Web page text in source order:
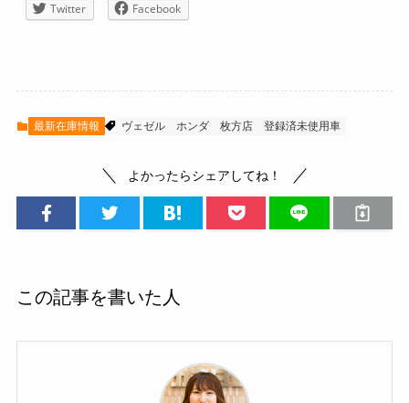
Twitter Facebook
最新在庫情報 ヴェゼル ホンダ 枚方店 登録済未使用車
よかったらシェアしてね！
この記事を書いた人